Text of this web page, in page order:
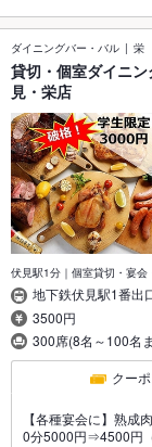
ダイニングバー・バル 栄
貸切・個室ダイニ
見・栄店
伏見駅1分｜個室貸切・宴会
地下鉄伏見駅1番出
3500円
300席(8名～100名
クー
【各種宴会に】熟成
0分5000円⇒4500円